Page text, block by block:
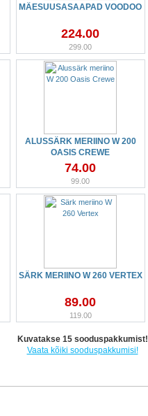
MÄESUUSASAAPAD VOODOO
224.00
299.00
ALUSSÄRK MERIINO W 200
OASIS CREWE
74.00
99.00
SÄRK MERIINO W 260 VERTEX
89.00
119.00
Kuvatakse 15 sooduspakkumist!
Vaata kõiki sooduspakkumisi!